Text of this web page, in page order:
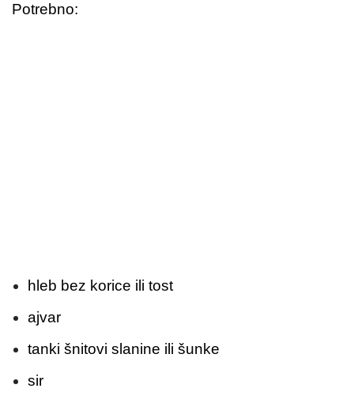
Potrebno:
hleb bez korice ili tost
ajvar
tanki šnitovi slanine ili šunke
sir